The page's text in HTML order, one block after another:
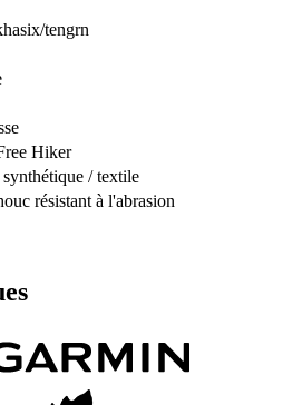
tengrn
Hiker
/ textile
résistant à l'abrasion